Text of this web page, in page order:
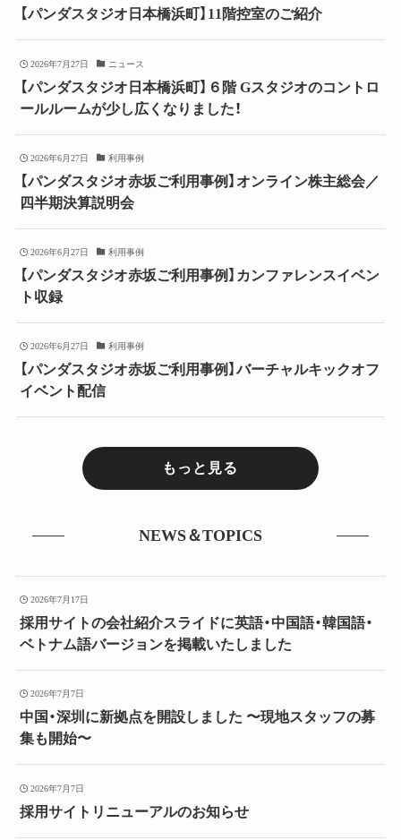
【パンダスタジオ日本橋浜町】11階控室のご紹介
2026年7月27日 ニュース
【パンダスタジオ日本橋浜町】６階 Gスタジオのコントロ
ールルームが少し広くなりました！
2026年6月27日 利用事例
【パンダスタジオ赤坂ご利用事例】オンライン株主総会／
四半期決算説明会
2026年6月27日 利用事例
【パンダスタジオ赤坂ご利用事例】カンファレンスイベン
ト収録
2026年6月27日 利用事例
【パンダスタジオ赤坂ご利用事例】バーチャルキックオフ
イベント配信
もっと見る
NEWS＆TOPICS
2026年7月17日
採用サイトの会社紹介スライドに英語・中国語・韓国語・
ベトナム語バージョンを掲載いたしました
2026年7月7日
中国・深圳に新拠点を開設しました 〜現地スタッフの募
集も開始〜
2026年7月7日
採用サイトリニューアルのお知らせ